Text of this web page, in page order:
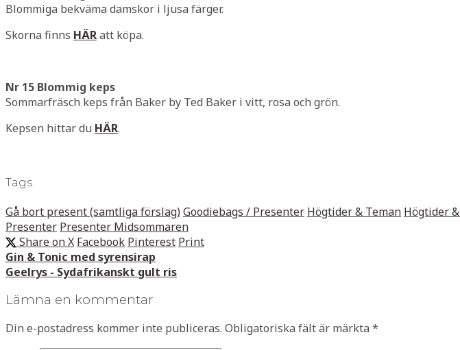
Blommiga bekväma damskor i ljusa färger.
Skorna finns HÄRatt köpa.
Nr 15 Blommig keps
Sommarfräsch keps från Baker by Ted Baker i vitt, rosa och grön.
Kepsen hittar du HÄR.
Tags
Gå bort present (samtliga förslag) Goodiebags / Presenter Högtider & Teman Högtider
Presenter Presenter Midsommaren
Share on X Facebook Pinterest Print
Gin & Tonic med syrensirap
Geelrys - Sydafrikanskt gult ris
Lämna en kommentar
Din e-postadress kommer inte publiceras. Obligatoriska fält är märkta *